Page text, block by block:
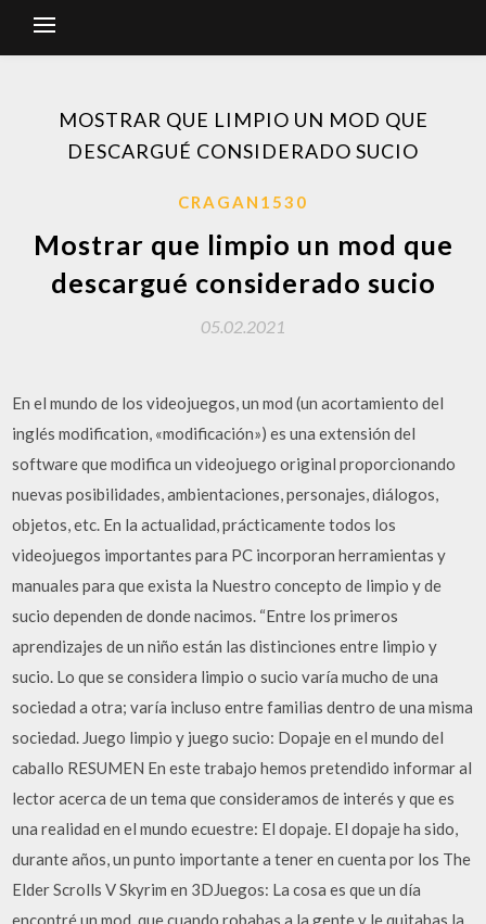
MOSTRAR QUE LIMPIO UN MOD QUE
DESCARGUÉ CONSIDERADO SUCIO
CRAGAN1530
Mostrar que limpio un mod que
descargué considerado sucio
05.02.2021
En el mundo de los videojuegos, un mod (un acortamiento del
inglés modification, «modificación») es una extensión del
software que modifica un videojuego original proporcionando
nuevas posibilidades, ambientaciones, personajes, diálogos,
objetos, etc. En la actualidad, prácticamente todos los
videojuegos importantes para PC incorporan herramientas y
manuales para que exista la Nuestro concepto de limpio y de
sucio dependen de donde nacimos. “Entre los primeros
aprendizajes de un niño están las distinciones entre limpio y
sucio. Lo que se considera limpio o sucio varía mucho de una
sociedad a otra; varía incluso entre familias dentro de una misma
sociedad. Juego limpio y juego sucio: Dopaje en el mundo del
caballo RESUMEN En este trabajo hemos pretendido informar al
lector acerca de un tema que consideramos de interés y que es
una realidad en el mundo ecuestre: El dopaje. El dopaje ha sido,
durante años, un punto importante a tener en cuenta por los The
Elder Scrolls V Skyrim en 3DJuegos: La cosa es que un día
encontré un mod, que cuando robabas a la gente y le quitabas la